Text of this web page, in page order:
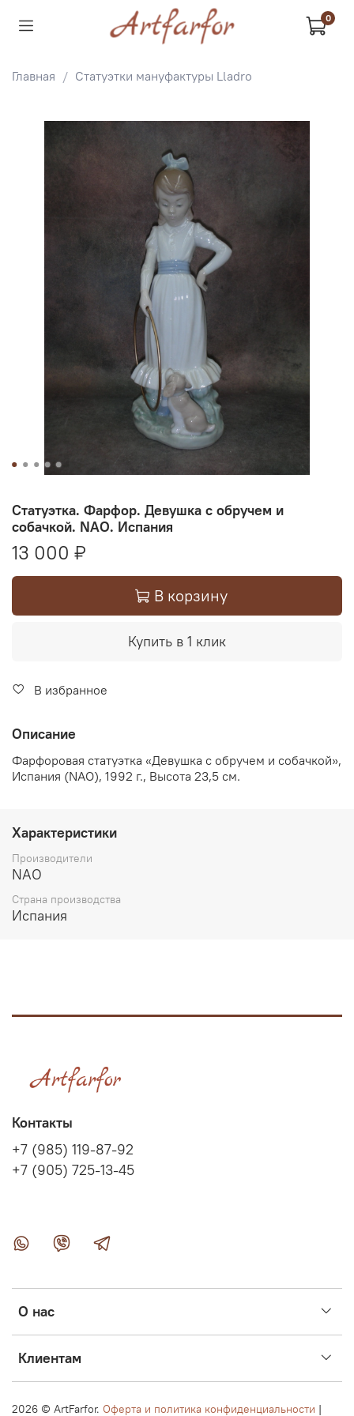
0
Главная Статуэтки мануфактуры Lladro
Статуэтка. Фарфор. Девушка с обручем и
собачкой. NAO. Испания
13 000 ₽
В корзину
Купить в 1 клик
В избранное
Описание
Фарфоровая статуэтка «Девушка с обручем и собачкой»,
Испания (NAO), 1992 г., Высота 23,5 см.
Характеристики
Производители
NAO
Страна производства
Испания
О нас
Клиентам
Контакты
+7 (985) 119-87-92
+7 (905) 725-13-45
2026 © ArtFarfor. Оферта и политика конфиденциальности |